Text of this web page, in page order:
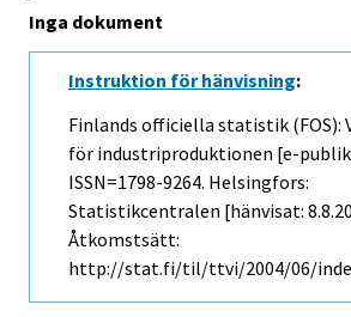
Inga dokument
Instruktion för hänvisning:
Finlands officiella statistik (FOS):
för industriproduktionen [e-
ISSN=1798-9264. Helsingfors:
Statistikcentralen [hänvisat:
Åtkomstsätt:
http://stat.fi/til/ttvi/2004/06/